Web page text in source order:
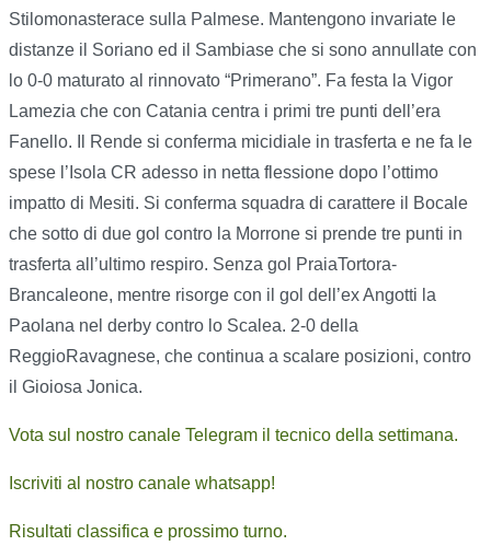
Stilomonasterace sulla Palmese. Mantengono invariate le
distanze il Soriano ed il Sambiase che si sono annullate con
lo 0-0 maturato al rinnovato “Primerano”. Fa festa la Vigor
Lamezia che con Catania centra i primi tre punti dell’era
Fanello. Il Rende si conferma micidiale in trasferta e ne fa le
spese l’Isola CR adesso in netta flessione dopo l’ottimo
impatto di Mesiti. Si conferma squadra di carattere il Bocale
che sotto di due gol contro la Morrone si prende tre punti in
trasferta all’ultimo respiro. Senza gol PraiaTortora-
Brancaleone, mentre risorge con il gol dell’ex Angotti la
Paolana nel derby contro lo Scalea. 2-0 della
ReggioRavagnese, che continua a scalare posizioni, contro
il Gioiosa Jonica.
Vota sul nostro canale Telegram il tecnico della settimana.
Iscriviti al nostro canale whatsapp!
Risultati classifica e prossimo turno.